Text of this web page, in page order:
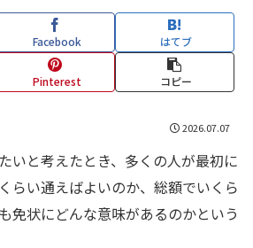
Facebook はてブ
Pinterest コピー
2026.07.07
いと考えたとき、多くの人が最初に
らい通えばよいのか、総額でいくら
免状にどんな意味があるのかという